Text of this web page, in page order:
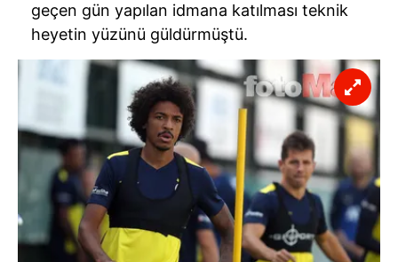
geçen gün yapılan idmana katılması teknik
heyetin yüzünü güldürmüştü.